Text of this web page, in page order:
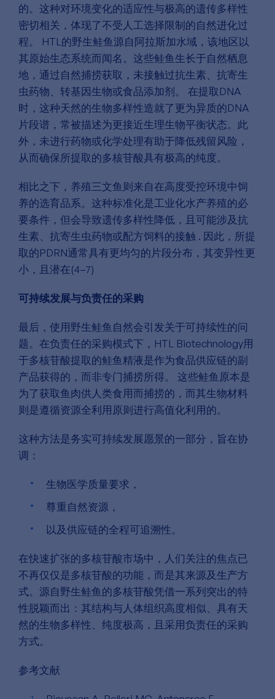
的。这种对环境变化的适应性与极高的遗传多样性
密切相关，体现了不受人工选择限制的自然进化过
程。 HTL的野生鲑鱼源自阿拉斯加水域，该地区以
其原始生态系统而闻名。这些鲑鱼生长于自然栖息
地，通过自然捕捞获取，未接触过抗生素、抗寄生
虫药物、转基因生物或食品添加剂。 在提取DNA
时，这种天然的生物多样性造就了更为异质的DNA
片段谱，常被描述为更接近生理生物平衡状态。此
外，未进行药物或化学处理有助于降低残留风险，
从而确保所提取的多核苷酸具有极高的纯度。
相比之下，养殖三文鱼则来自在高度受控环境中饲
养的选育品系。这种标准化是工业化水产养殖的必
要条件，但会导致遗传多样性降低，且可能涉及抗
生素、抗寄生虫药物或配方饲料的接触 . 因此，所提
取的PDRN通常具有更均匀的片段分布，其变异性更
小，且潜在(4–7)
可持续发展与负责任的采购
最后，使用野生鲑鱼自然会引发关于可持续性的问
题。在负责任的采购模式下，HTL Biotechnology用
于多核苷酸提取的鲑鱼精液是作为食品供应链的副
产品获得的，而非专门捕捞所得。 这些鲑鱼原本是
为了获取鱼肉供人类食用而捕捞的，而其生物材料
则是遵循资源全利用原则进行高值化利用的。
这种方法是务实可持续发展愿景的一部分，旨在协
调：
生物医学质量要求，
尊重自然资源，
以及供应链的全程可追溯性。
在快速扩张的多核苷酸市场中，人们关注的焦点已
不再仅仅是多核苷酸的功能，而是其来源及生产方
式。源自野生鲑鱼的多核苷酸凭借一系列突出的特
性脱颖而出：其结构与人体组织高度相似、具有天
然的生物多样性、纯度极高，且采用负责任的采购
方式。
参考文献